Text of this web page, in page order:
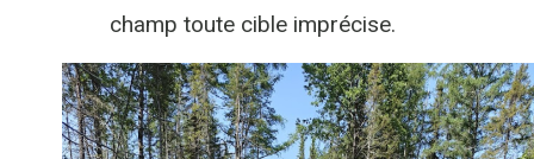
champ toute cible imprécise.